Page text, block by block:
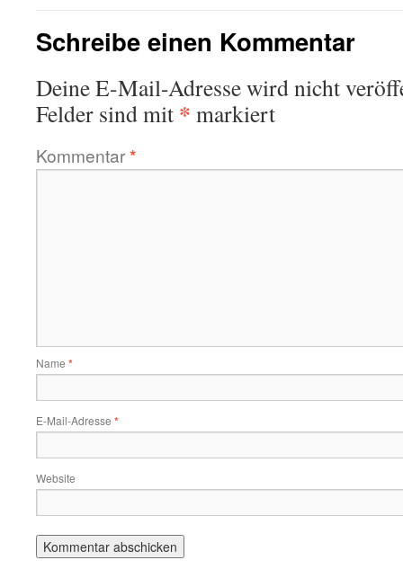
Schreibe einen Kommentar
Deine E-Mail-Adresse wird nicht
Felder sind mit * markiert
Kommentar*
Name *
E-Mail-Adresse *
Website